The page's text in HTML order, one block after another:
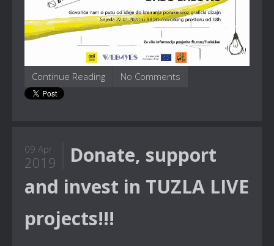
Continue Reading No Comments
09 Apr
2019
Donate, support
and invest in TUZLA LIVE
projects!!!